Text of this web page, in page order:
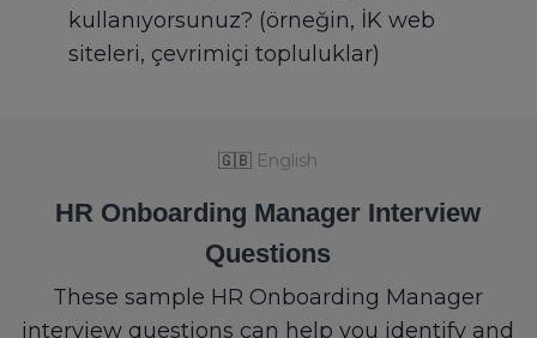
kullanıyorsunuz? (örneğin, İK web
siteleri, çevrimiçi topluluklar)
🇬🇧 English
HR Onboarding Manager Interview
Questions
These sample HR Onboarding Manager
interview questions can help you identify and